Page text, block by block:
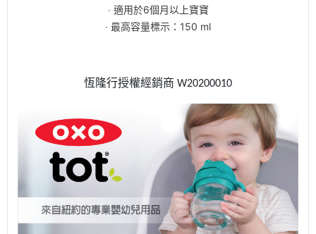
‧ 適用於6個月以上寶寶
‧ 最高容量標示：150 ml
恆隆行授權經銷商 W20200010